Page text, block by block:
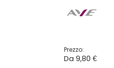
Prezzo:
Da 9,80 €